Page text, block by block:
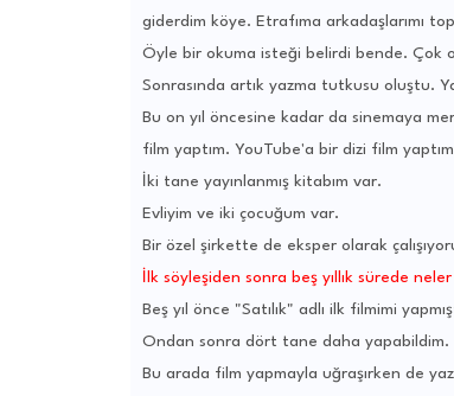
giderdim köye. Etrafıma arkadaşlarımı
Öyle bir okuma isteği belirdi bende. Çok
Sonrasında artık yazma tutkusu oluştu.
Bu on yıl öncesine kadar da sinemaya
film yaptım. YouTube'a bir dizi film
İki tane yayınlanmış kitabım var.
Evliyim ve iki çocuğum var.
Bir özel şirkette de eksper olarak
İlk söyleşiden sonra beş yıllık sürede neler
Beş yıl önce "Satılık" adlı ilk filmimi
Ondan sonra dört tane daha yapabildim.
Bu arada film yapmayla uğraşırken de